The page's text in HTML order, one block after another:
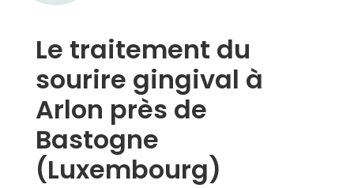
Le traitement du
sourire gingival à
Arlon près de
Bastogne
(Luxembourg)